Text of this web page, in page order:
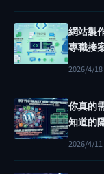
R
O
【
網
頁
設
避
網站製
專職接
2026/4/18
你真的
知道的
2026/4/11